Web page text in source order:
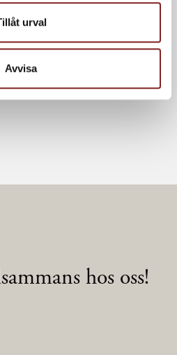
urval
Avvisa
ingefära, salt
soyamaräng
hos oss!